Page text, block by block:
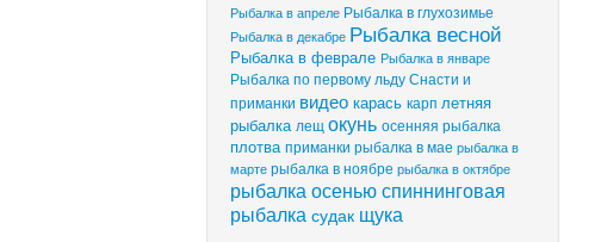
Рыбалка в апреле Рыбалка в глухозимье
Рыбалка в декабре Рыбалка весной
Рыбалка в феврале Рыбалка в январе
Рыбалка по первому льдуСнасти и
приманки видеокараськарп летняя
рыбалкалещокуньосенняя рыбалка
плотваприманкирыбалка в маерыбалка в
мартерыбалка в ноябрерыбалка в октябре
рыбалка осеньюспиннинговая
рыбалкасудак щука